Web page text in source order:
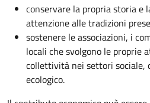
conservare la propria storia e
attenzione alle tradizioni
sostenere le associazioni, i
locali che svolgono le proprie
collettività nei settori sociale,
ecologico.